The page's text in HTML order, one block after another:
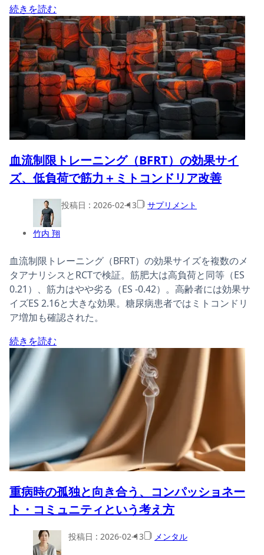
続きを読む
血流制限トレーニング（BFRT）の効果サイ
ズ、低負荷で筋力＋ミトコンドリア改善
竹内 翔
投稿日 : 2026-02-13 サプリメント
血流制限トレーニング（BFRT）の効果サイズを複数のメ
タアナリシスとRCTで検証。筋肥大は高負荷と同等（ES
0.21）、筋力はやや劣る（ES -0.42）。高齢者には効果サ
イズES 2.16と大きな効果。糖尿病患者ではミトコンドリ
ア増加も確認された。
続きを読む
重病時の孤独と向き合う、コンパッショネー
ト・コミュニティという考え方
投稿日 : 2026-02-13 メンタル